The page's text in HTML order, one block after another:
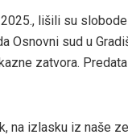
lišili su
Osnovni sud u
zatvora.
na izlasku iz naše